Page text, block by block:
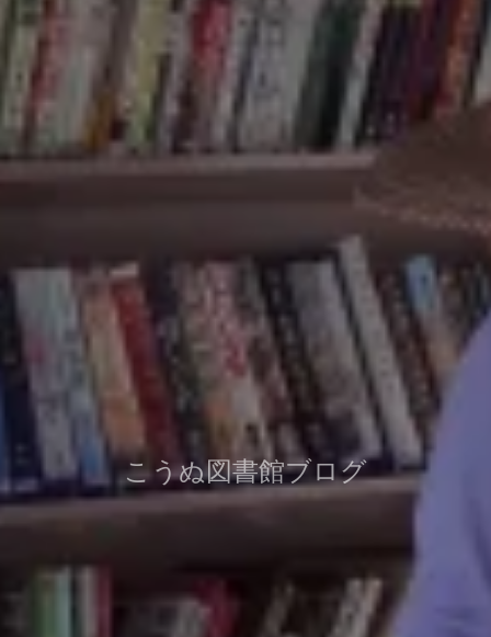
こうぬ図書館ブログ